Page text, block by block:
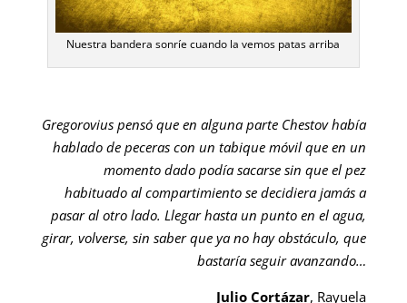
Nuestra bandera sonríe cuando la vemos patas arriba
Gregorovius pensó que en alguna parte Chestov había
hablado de peceras con un tabique móvil que en un
momento dado podía sacarse sin que el pez
habituado al compartimiento se decidiera jamás a
pasar al otro lado. Llegar hasta un punto en el agua,
girar, volverse, sin saber que ya no hay obstáculo, que
bastaría seguir avanzando…
Julio Cortázar, Rayuela